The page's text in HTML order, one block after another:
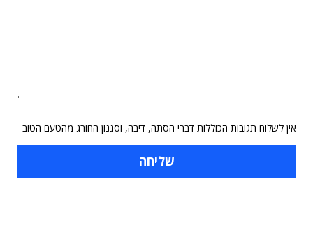
אין לשלוח תגובות הכוללות דברי הסתה, דיבה, וסגנון החורג מהטעם הטוב